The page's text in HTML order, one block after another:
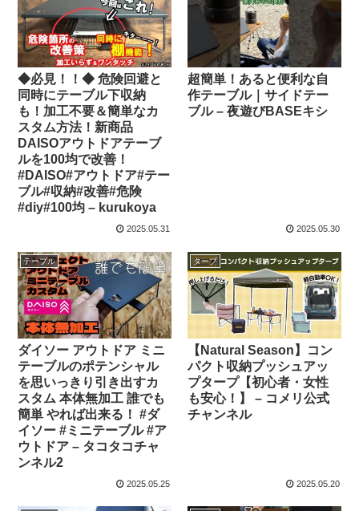
◆必見！！◆ 危険回避と
同時にテーブル下収納
も！加工不要＆簡単なカ
スタム方法！新商品
DAISOアウトドアテーブ
ルを100均で改善！
#DAISO#アウトドア#テー
ブル#収納#改善#危険
#diy#100均 – kurukoya
2025.05.31
超簡単！あると便利な自
作テーブル｜サイドテー
ブル – 夜遊びBASEキシ
2025.05.30
テーブル
ダイソー アウトドア ミニ
テーブルのポテンシャル
を思いっきり引き出すカ
スタム 本体無加工 誰でも
簡単 やれば出来る！ #ダ
イソー #ミニテーブル #ア
ウトドア – タコタコチャ
ンネル2
2025.05.25
タープ
【Natural Season】コン
パクト収納プッシュアッ
プタープ【初心者・女性
も安心！】 – コメリ公式
チャンネル
2025.05.20